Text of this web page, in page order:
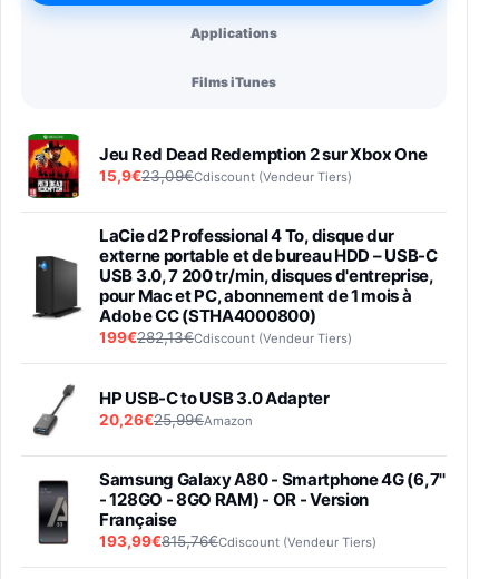
Applications
Films iTunes
Jeu Red Dead Redemption 2 sur Xbox One
15,9€23,09€Cdiscount (Vendeur Tiers)
LaCie d2 Professional 4 To, disque dur
externe portable et de bureau HDD – USB-C
USB 3.0, 7 200 tr/min, disques d'entreprise,
pour Mac et PC, abonnement de 1 mois à
Adobe CC (STHA4000800)
199€282,13€Cdiscount (Vendeur Tiers)
HP USB-C to USB 3.0 Adapter
20,26€25,99€Amazon
Samsung Galaxy A80 - Smartphone 4G (6,7''
- 128GO - 8GO RAM) - OR - Version
Française
193,99€815,76€Cdiscount (Vendeur Tiers)